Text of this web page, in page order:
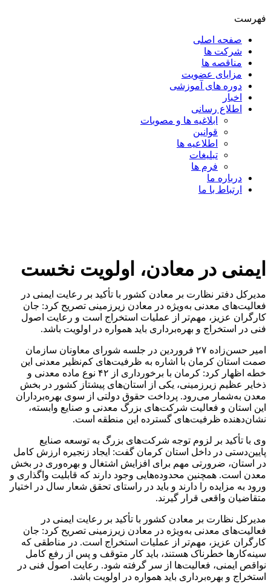
فهرست
صفحه اصلی
شرکت ها
مناقصه ها
مزایای عضویت
دوره های آموزشی
اخبار
اطلاع رسانی
ابلاغیه ها و مصوبات
قوانین
اطلاعیه ها
تبلیغات
فرم ها
درباره ما
ارتباط با ما
ایمنی در معادن، اولویت نخست
مدیرکل دفتر نظارت بر معادن کشور با تأکید بر رعایت ایمنی در
فعالیت‌های معدنی به‌ویژه در معادن زیرزمینی تصریح کرد: جان
کارگران عزیز، مهم‌تر از عملیات استخراج است و رعایت اصول
فنی در استخراج و بهره‌برداری باید همواره در اولویت باشد.
امیر حسن‌زاده ۲۷ فروردین در جلسه شورای معاونان سازمان
صمت استان کرمان با اشاره به ظرفیت‌های کم‌نظیر معدنی این
خطه اظهار کرد: کرمان با برخورداری از ۴۲ نوع ماده معدنی و
ذخایر عظیم زیرزمینی، یکی از استان‌های پیشتاز کشور در بخش
معدن به‌شمار می‌رود. پرداخت حقوق دولتی از سوی بهره‌برداران
این استان و فعالیت شرکت‌های بزرگ معدنی و صنایع وابسته،
نشان‌دهنده ظرفیت‌های گسترده این منطقه است.
وی با تأکید بر لزوم توجه شرکت‌های بزرگ به توسعه صنایع
پایین‌دستی در داخل استان کرمان گفت: ایجاد زنجیره ارزش کامل
در استان، ضرورتی مهم برای افزایش اشتغال و بهره‌وری در بخش
معدن است. همچنین محدوده‌هایی وجود دارند که قابلیت واگذاری و
ورود به مزایده را دارند و باید در راستای تحقق شعار سال در اختیار
متقاضیان واقعی قرار گیرند.
مدیرکل نظارت بر معادن کشور با تأکید بر رعایت ایمنی در
فعالیت‌های معدنی به‌ویژه در معادن زیرزمینی تصریح کرد: جان
کارگران عزیز، مهم‌تر از عملیات استخراج است. در مناطقی که
سینه‌کارها خطرناک هستند، باید کار متوقف و پس از رفع کامل
نواقص ایمنی، فعالیت‌ها از سر گرفته شود. رعایت اصول فنی در
استخراج و بهره‌برداری باید همواره در اولویت باشد.